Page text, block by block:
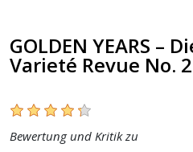
GOLDEN YEARS –
Varieté Revue No. 2
Bewertung und Kritik zu